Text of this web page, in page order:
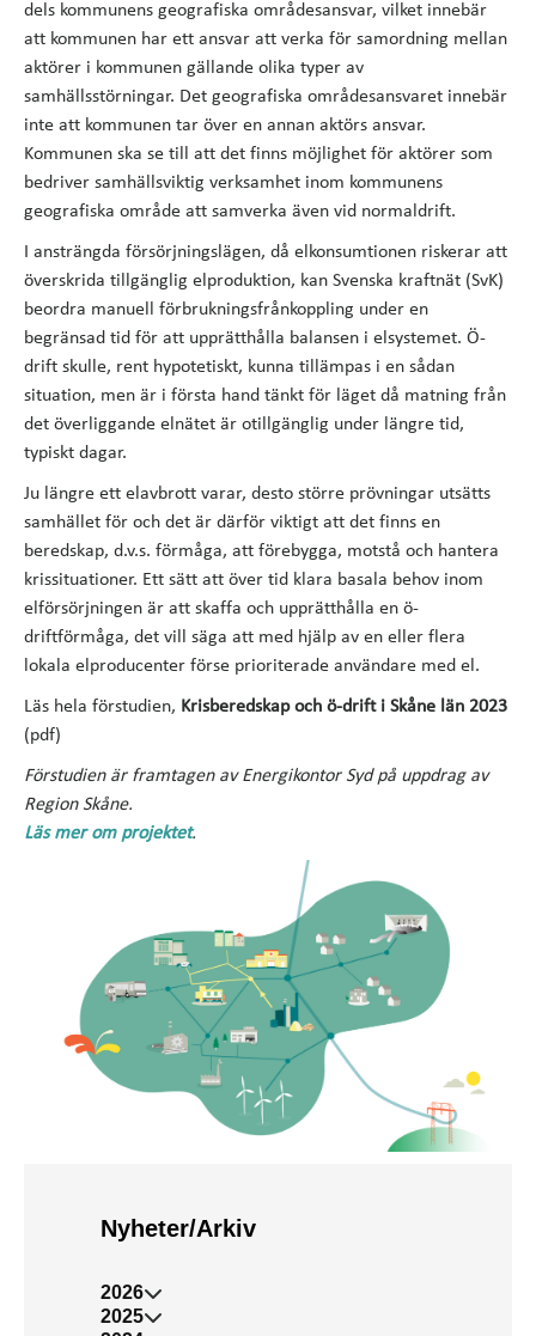
dels kommunens geografiska områdesansvar, vilket innebär
att kommunen har ett ansvar att verka för samordning mellan
aktörer i kommunen gällande olika typer av
samhällsstörningar. Det geografiska områdesansvaret innebär
inte att kommunen tar över en annan aktörs ansvar.
Kommunen ska se till att det finns möjlighet för aktörer som
bedriver samhällsviktig verksamhet inom kommunens
geografiska område att samverka även vid normaldrift.
I ansträngda försörjningslägen, då elkonsumtionen riskerar att
överskrida tillgänglig elproduktion, kan Svenska kraftnät (SvK)
beordra manuell förbrukningsfrånkoppling under en
begränsad tid för att upprätthålla balansen i elsystemet. Ö-
drift skulle, rent hypotetiskt, kunna tillämpas i en sådan
situation, men är i första hand tänkt för läget då matning från
det överliggande elnätet är otillgänglig under längre tid,
typiskt dagar.
Ju längre ett elavbrott varar, desto större prövningar utsätts
samhället för och det är därför viktigt att det finns en
beredskap, d.v.s. förmåga, att förebygga, motstå och hantera
krissituationer. Ett sätt att över tid klara basala behov inom
elförsörjningen är att skaffa och upprätthålla en ö-
driftförmåga, det vill säga att med hjälp av en eller flera
lokala elproducenter förse prioriterade användare med el.
Läs hela förstudien, Krisberedskap och ö-drift i Skåne län 2023
(pdf)
Förstudien är framtagen av Energikontor Syd på uppdrag av
Region Skåne.
Läs mer om projektet.
Nyheter/Arkiv
2026
2025